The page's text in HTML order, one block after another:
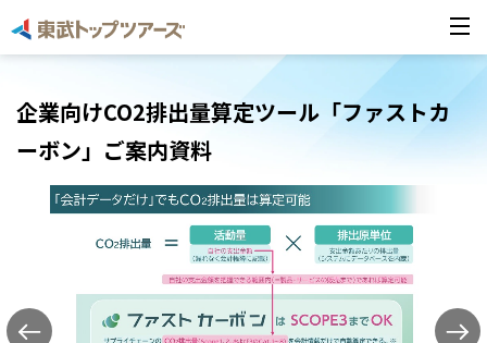
企業向けCO2排出量算定ツール「ファストカ
ーボン」ご案内資料